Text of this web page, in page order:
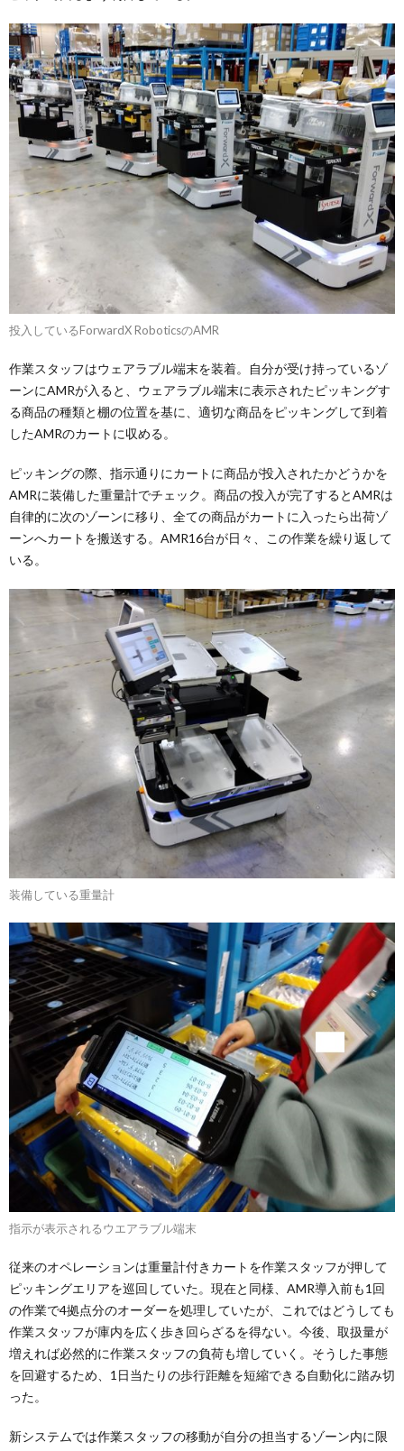
投入しているForwardX RoboticsのAMR
作業スタッフはウェアラブル端末を装着。自分が受け持っているゾ
ーンにAMRが入ると、ウェアラブル端末に表示されたピッキングす
る商品の種類と棚の位置を基に、適切な商品をピッキングして到着
したAMRのカートに収める。
ピッキングの際、指示通りにカートに商品が投入されたかどうかを
AMRに装備した重量計でチェック。商品の投入が完了するとAMRは
自律的に次のゾーンに移り、全ての商品がカートに入ったら出荷ゾ
ーンへカートを搬送する。AMR16台が日々、この作業を繰り返して
いる。
装備している重量計
指示が表示されるウエアラブル端末
従来のオペレーションは重量計付きカートを作業スタッフが押して
ピッキングエリアを巡回していた。現在と同様、AMR導入前も1回
の作業で4拠点分のオーダーを処理していたが、これではどうしても
作業スタッフが庫内を広く歩き回らざるを得ない。今後、取扱量が
増えれば必然的に作業スタッフの負荷も増していく。そうした事態
を回避するため、1日当たりの歩行距離を短縮できる自動化に踏み切
った。
新システムでは作業スタッフの移動が自分の担当するゾーン内に限